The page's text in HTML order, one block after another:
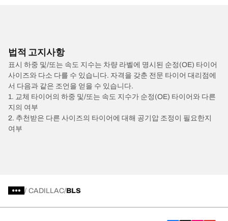
법적 고지사항
표시 하중 및/또는 속도 지수는 차량 라벨에 명시된 순정(OE) 타이어
사이즈와 다소 다를 수 있습니다. 자격을 갖춘 전문 타이어 대리점에
서 다음과 같은 조언을 얻을 수 있습니다.
1. 교체 타이어의 하중 및/또는 속도 지수가 순정(OE) 타이어와 다른
지의 여부
2. 추천받은 다른 사이즈의 타이어에 대해 공기압 조정이 필요한지
여부
/ CADILLAC BLS